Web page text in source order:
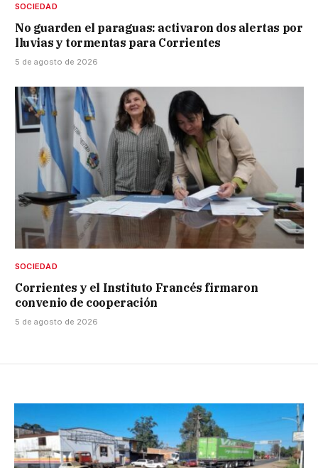
SOCIEDAD
No guarden el paraguas: activaron dos alertas por
lluvias y tormentas para Corrientes
5 de agosto de 2026
SOCIEDAD
Corrientes y el Instituto Francés firmaron
convenio de cooperación
5 de agosto de 2026